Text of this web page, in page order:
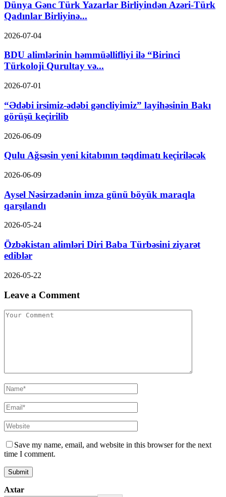
Dünya Gənc Türk Yazarlar Birliyindən Azəri-Türk
Qadınlar Birliyinə...
2026-07-04
BDU alimlərinin həmmüəllifliyi ilə “Birinci
Türkoloji Qurultay və...
2026-07-01
“Ədəbi irsimiz-ədəbi gəncliyimiz” layihəsinin Bakı
görüşü keçirilib
2026-06-09
Qulu Ağsəsin yeni kitabının təqdimatı keçiriləcək
2026-06-09
Aysel Nəsirzadənin imza günü böyük maraqla
qarşılandı
2026-05-24
Özbəkistan alimləri Diri Baba Türbəsini ziyarət
ediblər
2026-05-22
Leave a Comment
Save my name, email, and website in this browser for the next
time I comment.
Axtar